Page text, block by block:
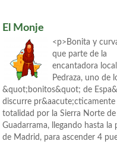
El Monje
<p>Bonita y
que parte de la
encantadora
Pedraza, uno de
&quot;bonitos&quot; de
discurre pr&aacute;cticamente
totalidad por la Sierra Norte de
Guadarrama, llegando hasta la
de Madrid, para ascender 4